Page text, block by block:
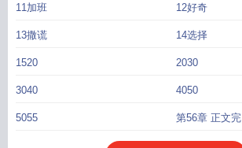
11加班 12好奇
13撒谎 14选择
1520 2030
3040 4050
5055 第56章 正文完